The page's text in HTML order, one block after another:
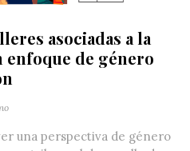
asociadas a la
de género
una perspectiva de género